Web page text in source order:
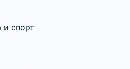
и спорт